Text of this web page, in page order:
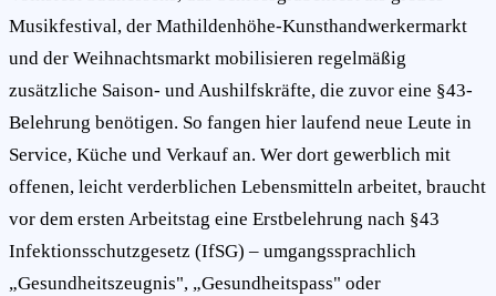
Musikfestival, der Mathildenhöhe-Kunsthandwerkermarkt
und der Weihnachtsmarkt mobilisieren regelmäßig
zusätzliche Saison- und Aushilfskräfte, die zuvor eine §43-
Belehrung benötigen. So fangen hier laufend neue Leute in
Service, Küche und Verkauf an. Wer dort gewerblich mit
offenen, leicht verderblichen Lebensmitteln arbeitet, braucht
vor dem ersten Arbeitstag eine Erstbelehrung nach §43
Infektionsschutzgesetz (IfSG) – umgangssprachlich
„Gesundheitszeugnis", „Gesundheitspass" oder